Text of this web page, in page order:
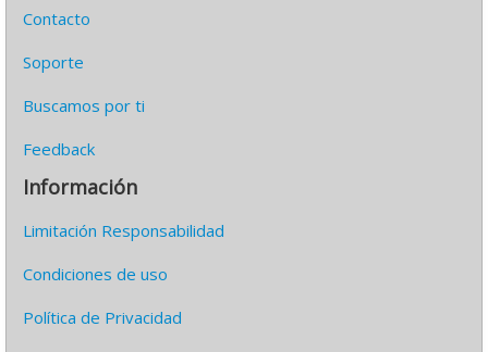
Contacto
Soporte
Buscamos por ti
Feedback
Información
Limitación Responsabilidad
Condiciones de uso
Política de Privacidad